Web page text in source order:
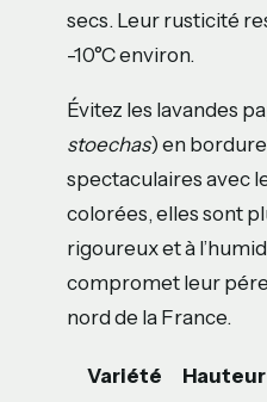
secs. Leur rusticité
-10°C environ.
Évitez les lavandes
stoechas) en
spectaculaires avec
colorées, elles sont
rigoureux et à
compromet leur
nord de la France.
Variété Hauteur